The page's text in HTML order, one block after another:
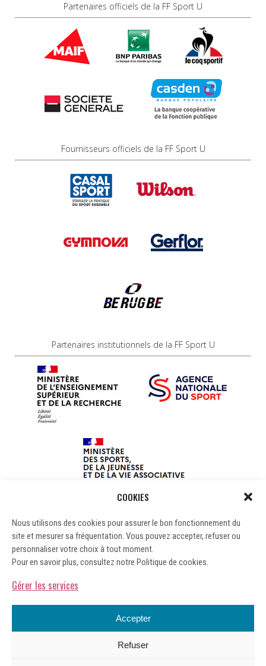
COOKIES
Nous utilisons des cookies pour assurer le bon fonctionnement du
site et mesurer sa fréquentation. Vous pouvez accepter, refuser ou
personnaliser votre choix à tout moment.
Pour en savoir plus, consultez notre Politique de cookies.
Gérer les services
Accepter
Refuser
Partenaires officiels de la FF Sport U
Fournisseurs officiels de la FF Sport U
Partenaires institutionnels de la FF Sport U